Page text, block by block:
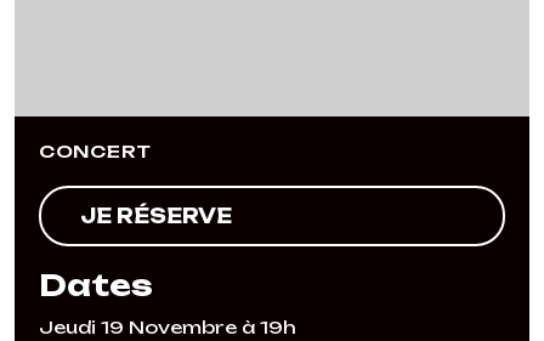
CONCERT
JE RÉSERVE
Dates
Jeudi 19 Novembre à 19h